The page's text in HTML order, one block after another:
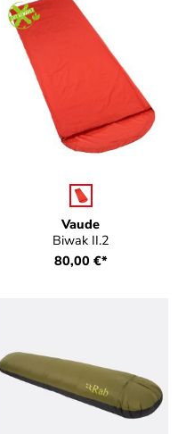
Vaude
Biwak II.2
Farbe
80,00 €*